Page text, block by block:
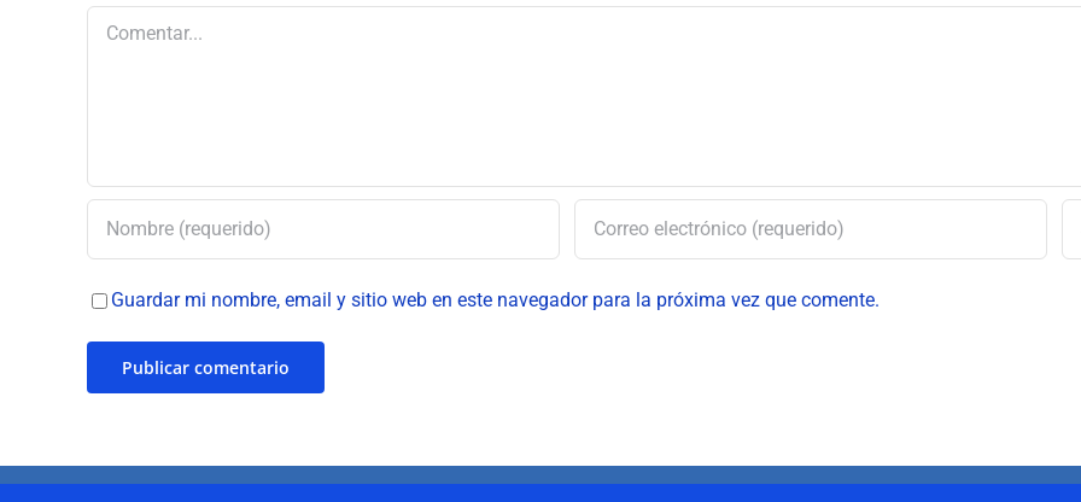
Comentar
Guardar mi nombre, email y sitio web en este navegador para la próxima vez que comente.